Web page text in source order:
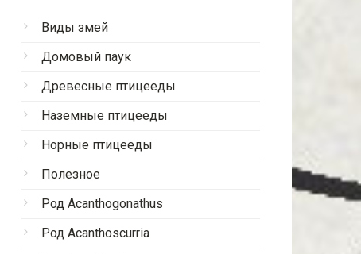
Виды змей
Домовый паук
Древесные птицееды
Наземные птицееды
Норные птицееды
Полезное
Род Acanthogonathus
Род Acanthoscurria